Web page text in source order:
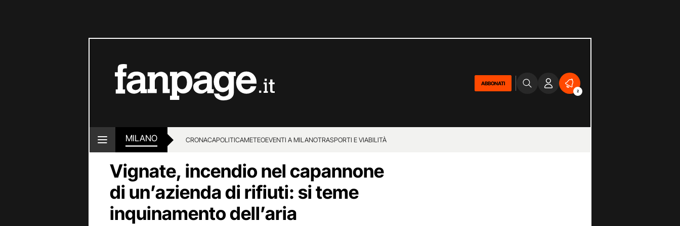
ABBONATI
2
MILANO CRONACAPOLITICAMETEOEVENTI A MILANOTRASPORTI E VIABILITÀ
Vignate, incendio nel capannone
di un’azienda di rifiuti: si teme
inquinamento dell’aria